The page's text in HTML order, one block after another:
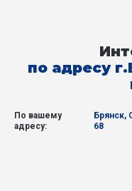
по адресу
По вашему
адресу:
Брянск,
68